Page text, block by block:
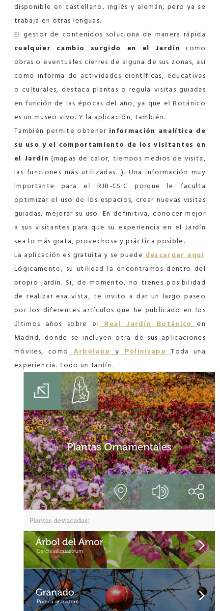
disponible en castellano, inglés y alemán, pero ya se
trabaja en otras lenguas.
El gestor de contenidos soluciona de manera rápida
cualquier cambio surgido en el Jardín como
obras o eventuales cierres de alguna de sus zonas, así
como informa de actividades científicas, educativas
o culturales, destaca plantas o regula visitas guiadas
en función de las épocas del año, ya que el Botánico
es un museo vivo. Y la aplicación, también.
También permite obtener información analítica de
su uso y el comportamiento de los visitantes en
el Jardín (mapas de calor, tiempos medios de visita,
las funciones más utilizadas…). Una información muy
importante para el RJB-CSIC porque le faculta
optimizar el uso de los espacios, crear nuevas visitas
guiadas, mejorar su uso. En definitiva, conocer mejor
a sus visitantes para que su experiencia en el Jardín
sea lo más grata, provechosa y práctica posible.
La aplicación es gratuita y se puede descargar aquí.
Lógicamente, su utilidad la encontramos dentro del
propio jardín. Si, de momento, no tienes posibilidad
de realizar esa vista, te invito a dar un largo paseo
por los diferentes artículos que he publicado en los
últimos años sobre el Real Jardín Botánico en
Madrid, donde se incluyen otra de sus aplicaciones
móviles, comoArbolappy Polinizapp Toda una
experiencia. Todo un Jardín.